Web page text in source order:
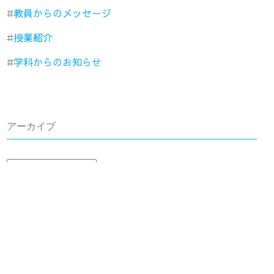
教員からのメッセージ
授業紹介
学科からのお知らせ
アーカイブ